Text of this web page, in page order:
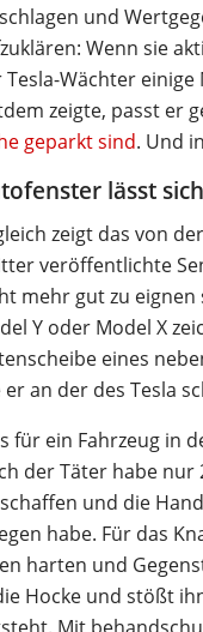
und
Wenn sie
Tesla-Wächter
zeigte, passt er
geparkt sind. Und
lässt
zeigt das von
veröffentlichte
mehr gut zu
Y oder Model X
eines
er an der des Tesla
für ein Fahrzeug in
der Täter habe nur
und die
habe. Für das
harten und
Hocke und stößt